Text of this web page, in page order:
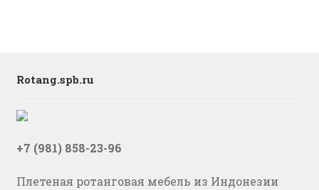
Rotang.spb.ru
+7 (981) 858-23-96
Плетеная ротанговая мебель из Индонезии